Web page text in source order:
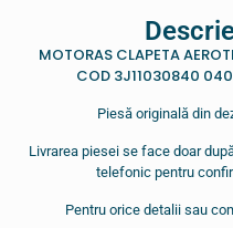
MOTORAS CLAPETA
COD 3J11030840
Piesă originală din
Livrarea piesei se face doar
telefonic pentru
Pentru orice detalii sau